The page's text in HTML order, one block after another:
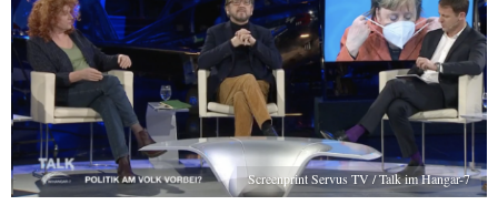
Screenprint Servus TV / Talk im Hangar-7